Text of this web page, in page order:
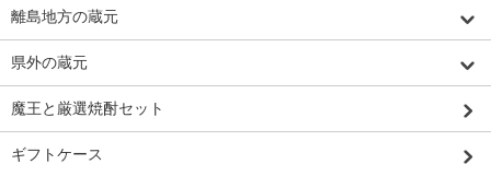
離島地方の蔵元
県外の蔵元
魔王と厳選焼酎セット
ギフトケース